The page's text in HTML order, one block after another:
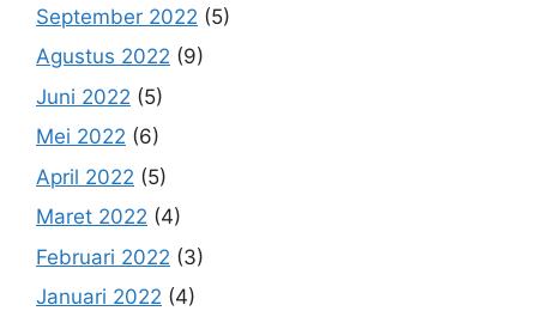
September 2022 (5)
Agustus 2022 (9)
Juni 2022 (5)
Mei 2022 (6)
April 2022 (5)
Maret 2022 (4)
Februari 2022 (3)
Januari 2022 (4)